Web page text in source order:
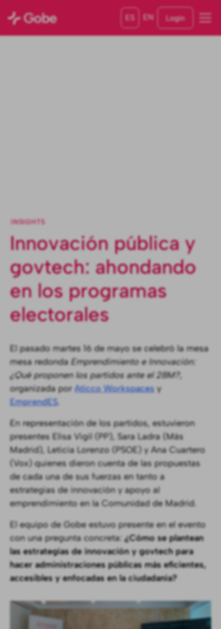
ES EN Login
INSIGHTS
Innovación pública y
govtech: ahondando
en los programas
electorales
El pasado martes 16 de mayo se celebró la mesa
mesa redonda Emprendimiento e Innovación:
¿Qué proponen los partidos ante el 28M?,
organizada porAticco Workspaces y
EmprendES.
En representación de los partidos, estuvieron
presentes Elisa Vigil (PP), Sara Ladra (Más
Madrid), Leticia Lorenzo (PSOE) y Ana Cuartero
(Vox) quienes dieron cuenta de las propuestas
de cada una de sus fuerzas en tanto a
estrategias de innovación y apoyo al
emprendimiento en la Comunidad de Madrid.
El equipo de Gobe estuvo presente en el evento
con una pregunta concreta:¿Cómo se plantean
las estrategías de innovación y govtech para
hacer administraciones públicas más eficientes,
accesibles y enfocadas en la ciudadanía?